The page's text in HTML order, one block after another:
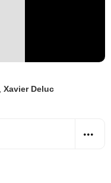
Xavier Deluc